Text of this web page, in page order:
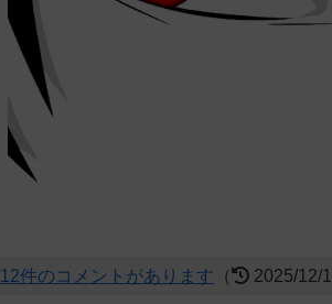
12件のコメントがあります （ 2025/12/